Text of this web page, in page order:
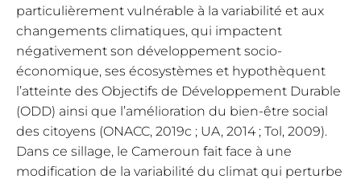
particulièrement vulnérable à la variabilité et aux
changements climatiques, qui impactent
négativement son développement socio-
économique, ses écosystèmes et hypothèquent
l’atteinte des Objectifs de Développement Durable
(ODD) ainsi que l’amélioration du bien-être social
des citoyens (ONACC, 2019c ; UA, 2014 ; Tol, 2009).
Dans ce sillage, le Cameroun fait face à une
modification de la variabilité du climat qui perturbe